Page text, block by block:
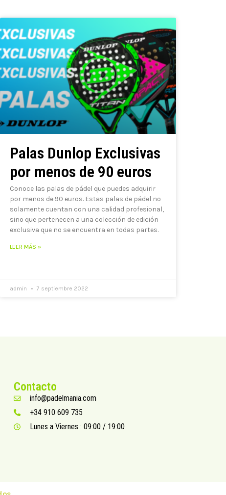
Palas Dunlop Exclusivas
por menos de 90 euros
Conoce las palas de pádel que puedes adquirir
por menos de 90 euros. Estas palas de pádel no
solamente cuentan con una calidad profesional,
sino que pertenecen a una colección de edición
exclusiva que no se encuentra en todas partes.
LEER MÁS »
admin 7 septiembre 2022
Contacto
info@padelmania.com
+34 910 609 735
Lunes a Viernes : 09:00 / 19:00